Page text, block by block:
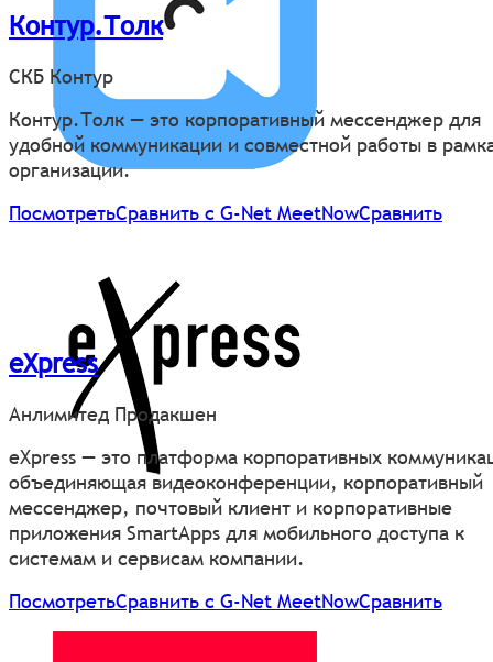
Контур.Толк
СКБ Контур
Контур.Толк — это корпоративный мессенджер для
удобной коммуникации и совместной работы в
организации.
ПосмотретьСравнить с G-Net MeetNowСравнить
eXpress
Анлимитед Продакшен
eXpress — это платформа корпоративных
объединяющая видеоконференции, корпоративный
мессенджер, почтовый клиент и корпоративные
приложения SmartApps для мобильного доступа к
системам и сервисам компании.
ПосмотретьСравнить с G-Net MeetNowСравнить